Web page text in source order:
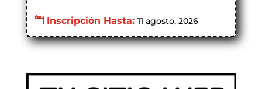
Inscripción Hasta: 11 agosto, 2026